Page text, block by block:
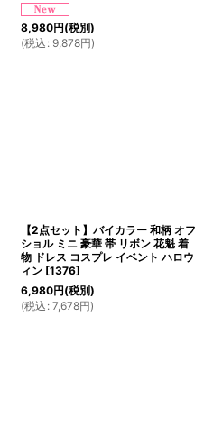
8,980円(税別)
(税込 : 9,878円)
【2点セット】バイカラー 和柄 オフ
ショル ミニ 豪華 帯 リボン 花魁 着
物 ドレス コスプレ イベント ハロウ
ィン [1376]
6,980円(税別)
(税込 : 7,678円)